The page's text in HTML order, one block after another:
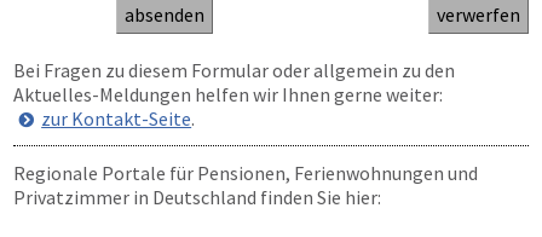
Bei Fragen zu diesem Formular oder allgemein zu den
Aktuelles-Meldungen helfen wir Ihnen gerne weiter:
zur Kontakt-Seite.
Regionale Portale für Pensionen, Ferienwohnungen und
Privatzimmer in Deutschland finden Sie hier: